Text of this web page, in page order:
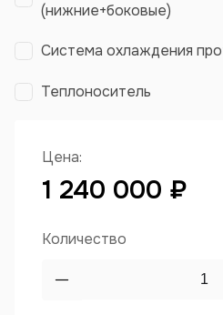
(нижние+боковые)
Система охлаждения
Теплоноситель
Цена:
1 240 000 ₽
Количество